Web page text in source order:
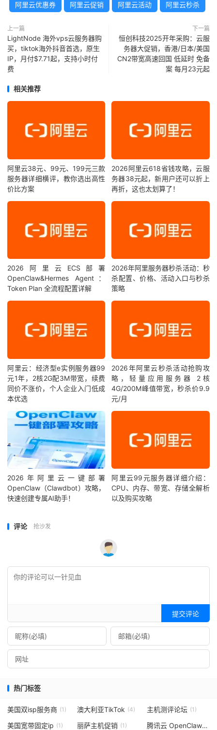
阿里云优惠券 阿里云促销 阿里云活动 阿里云秒杀
上一篇
LightNode 海外vps云服务器购
买，tiktok海外抖音首选，原生
IP，月付$7.71起，支持小时付
费
下一篇
恒创科技2025开年采购：云服
务器大促销，香港/日本/美国
CN2带宽高速回国 低延时 免备
案 每月23元起
相关推荐
阿里云38元、99元、199元三款
服务器详细横评，教你选出高性
价比方案
2026阿里云618省钱攻略，云服
务器38元起，新用户还可以折上
再折，这也太划算了！
2026阿里云ECS部署
OpenClaw&Hermes Agent：
Token Plan 全流程配置详解
2026年阿里服务器秒杀活动：秒
杀配置、价格、活动入口与秒杀
策略
阿里云：经济型e实例服务器99
元1年，2核2G配3M带宽，续费
同价不涨价，个人企业入门低成
本优选
2026年阿里云秒杀活动抢购攻
略，轻量应用服务器 2核
4G/200M峰值带宽，秒杀价9.9
元/月
2026年阿里云一键部署
OpenClaw（Clawdbot）攻略，
快速创建专属AI助手！
阿里云99元服务器详细介绍：
CPU、内存、带宽、存储全解析
以及购买攻略
评论 抢沙发
提交评论
热门标签
美国双isp服务商 (1) 澳大利亚TikTok (4) 主机测评论坛 (1)
美国宽带固定ip (1) 丽萨主机促销 (1) 腾讯云 OpenClaw
(1)